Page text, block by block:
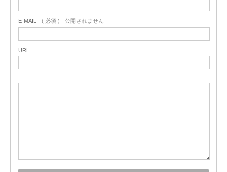
E-MAIL ( 必須 ) - 公開されません -
URL